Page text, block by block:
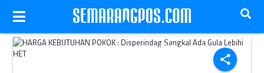
share
Ilustrasi perdagangan gula pasir curah. (JIBI/Solopos/Antara)